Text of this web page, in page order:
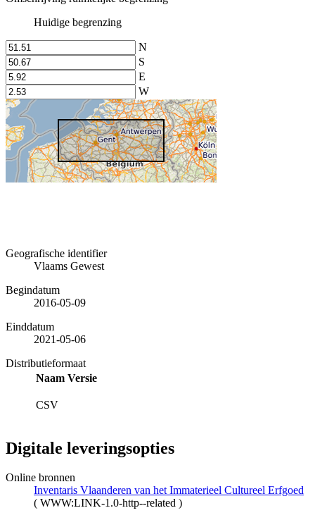
Huidige begrenzing
N
S
E
W
Geografische identifier
Vlaams Gewest
Begindatum
2016-05-09
Einddatum
2021-05-06
Distributieformaat
Naam Versie
CSV
Digitale leveringsopties
Online bronnen
Inventaris Vlaanderen van het Immaterieel Cultureel Erfgoed
( WWW:LINK-1.0-http--related )